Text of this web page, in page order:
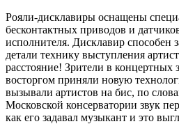
Рояли-дисклавиры оснащены
бесконтактных приводов и
исполнителя. Дисклавир способен
детали технику выступления
расстояние! Зрители в
восторгом приняли новую
вызывали артистов на бис, по
Московской консерватории звук
как его задавал музыкант и это